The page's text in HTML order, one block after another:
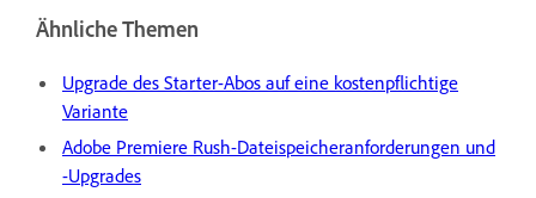
Ähnliche Themen
Upgrade des Starter-Abos auf eine kostenpflichtige
Variante
Adobe Premiere Rush-Dateispeicheranforderungen und
-Upgrades